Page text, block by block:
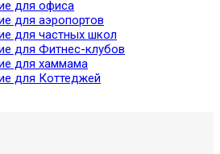
для офиса
для аэропортов
для частных школ
для Фитнес-клубов
для хаммама
для Коттеджей